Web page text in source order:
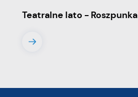
Teatralne lato - Roszpunka